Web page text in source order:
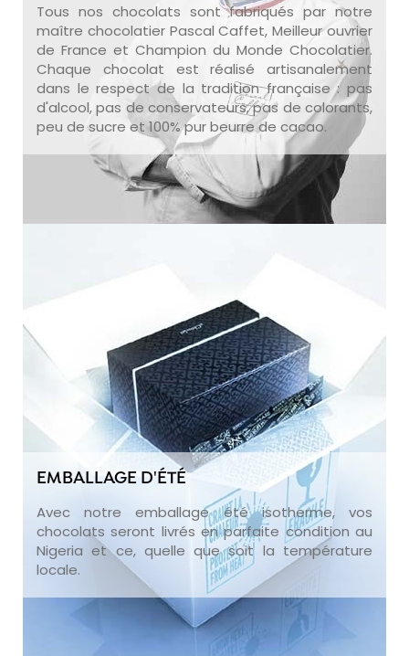
Tous nos chocolats sont fabriqués par notre
maître chocolatier Pascal Caffet, Meilleur ouvrier
de France et Champion du Monde Chocolatier.
Chaque chocolat est réalisé artisanalement
dans le respect de la tradition française : pas
d'alcool, pas de conservateurs, pas de colorants,
peu de sucre et 100% pur beurre de cacao.
EMBALLAGE D'ÉTÉ
Avec notre emballage été isotherme, vos
chocolats seront livrés en parfaite condition au
Nigeria et ce, quelle que soit la température
locale.